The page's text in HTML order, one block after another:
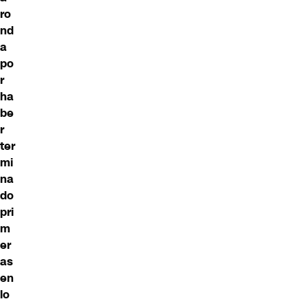
ro
nd
a
po
r
ha
be
r
ter
mi
na
do
pri
m
er
as
en
lo